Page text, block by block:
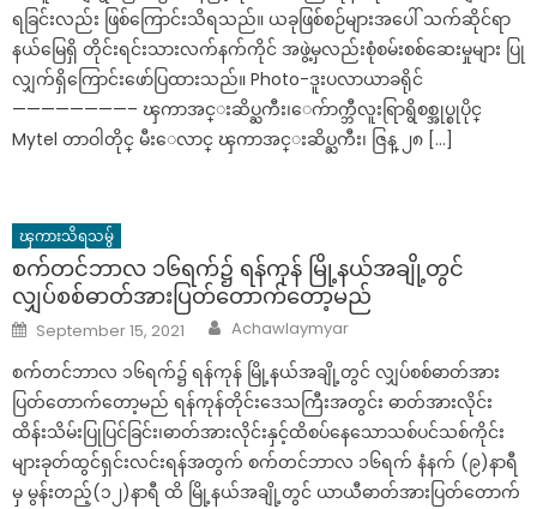
ရခြင်းလည်း ဖြစ်ကြောင်းသိရသည်။ ယခုဖြစ်စဉ်များအပေါ် သက်ဆိုင်ရာ
နယ်မြေရှိ တိုင်းရင်းသားလက်နက်ကိုင် အဖွဲ့မှလည်းစုံစမ်းစစ်ဆေးမှုများ ပြု
လျှက်ရှိကြောင်းဖော်ပြထားသည်။ Photo-ဒူးပလာယာခရိုင်
————————– ၾကာအင္းဆိပ္ႀကီး၊ေက်ာက္ဘီလူးရြာရွိစစ္အုပ္စုပိုင္
Mytel တာဝါတိုင္ မီးေလာင္ ၾကာအင္းဆိပ္ႀကီး၊ ဇြန္ ၂၈ […]
ၾကားသိရသမွ်
စက်တင်ဘာလ ၁၆ရက်၌ ရန်ကုန် မြို့နယ်အချို့တွင်
လျှပ်စစ်ဓာတ်အားပြတ်တောက်တော့မည်
Posted
on
September 15, 2021 Author
Achawlaymyar
စက်တင်ဘာလ ၁၆ရက်၌ ရန်ကုန် မြို့နယ်အချို့တွင် လျှပ်စစ်ဓာတ်အား
ပြတ်တောက်တော့မည် ရန်ကုန်တိုင်းဒေသကြီးအတွင်း ဓာတ်အားလိုင်း
ထိန်းသိမ်းပြုပြင်ခြင်း၊ဓာတ်အားလိုင်းနှင့်ထိစပ်နေသောသစ်ပင်သစ်ကိုင်း
များခုတ်ထွင်ရှင်းလင်းရန်အတွက် စက်တင်ဘာလ ၁၆ရက် နံနက် (၉)နာရီ
မှ မွန်းတည့်(၁၂)နာရီ ထိ မြို့နယ်အချို့တွင် ယာယီဓာတ်အားပြတ်တောက်